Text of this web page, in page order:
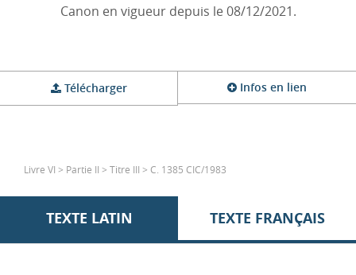
Canon en vigueur depuis le 08/12/2021.
Télécharger Infos en lien
Livre VI > Partie II > Titre III > C. 1385 CIC/1983
TEXTE LATIN TEXTE FRANÇAIS